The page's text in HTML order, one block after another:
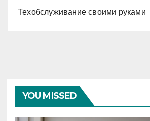
Техобслуживание своими руками
YOU MISSED